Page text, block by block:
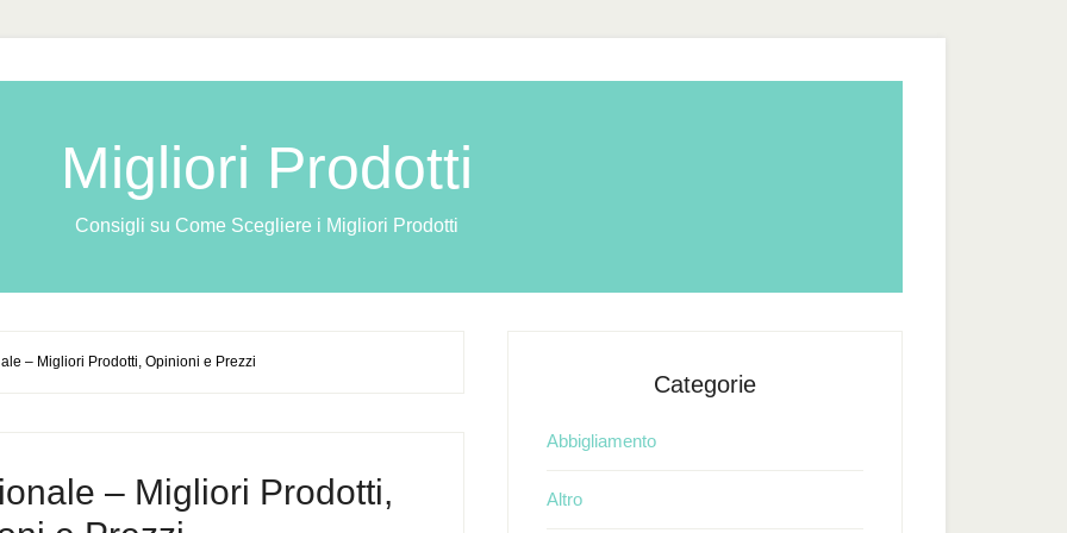
Migliori Prodotti
Consigli su Come Scegliere i Migliori Prodotti
– Migliori Prodotti, Opinioni e Prezzi
– Migliori Prodotti,
Categorie
Abbigliamento
Altro